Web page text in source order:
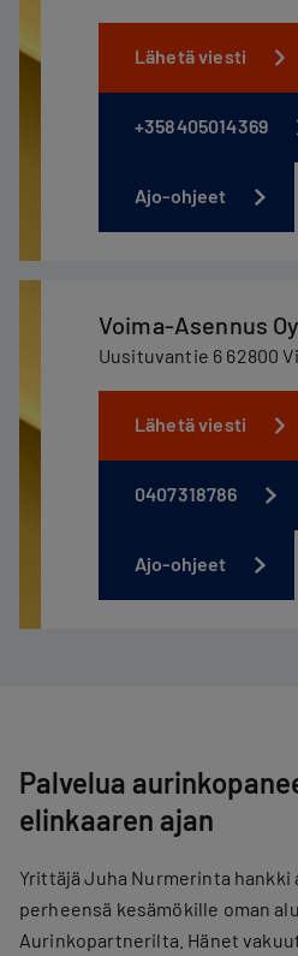
Lähetä viesti
+358405014369
Ajo-ohjeet
Voima-Asennus Oy
Uusituvantie 6 62800
Lähetä viesti
0407318786
Ajo-ohjeet
Palvelua
elinkaaren ajan
Yrittäjä Juha Nurmerinta
perheensä kesämökille oman
Aurinkopartnerilta. Hänet